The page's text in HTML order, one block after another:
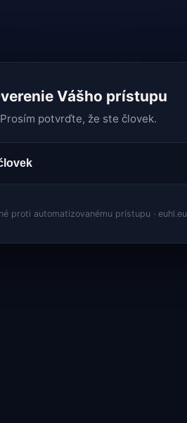
Vášho prístupu
Prosím potvrďte, že ste človek.
proti automatizovanému prístupu · euhl.eu